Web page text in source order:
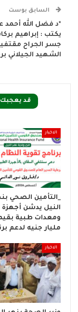
السابق بوست
*د فضل الله أحمد
يكتب : إبراهيم
جسر الجراح
الشهيد الجيلاني
قد يعجبك
الاخبار
_التأمين الصحي
النيل يدشن أجهزة
مليار جنيه لدعم
الاخبار